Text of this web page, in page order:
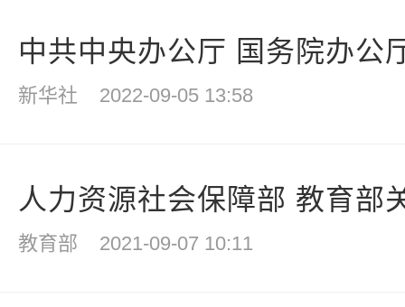
中共中央办公厅 国务院办公
新华社 2022-09-05 13:58
人力资源社会保障部 教育部
教育部 2021-09-07 10:11